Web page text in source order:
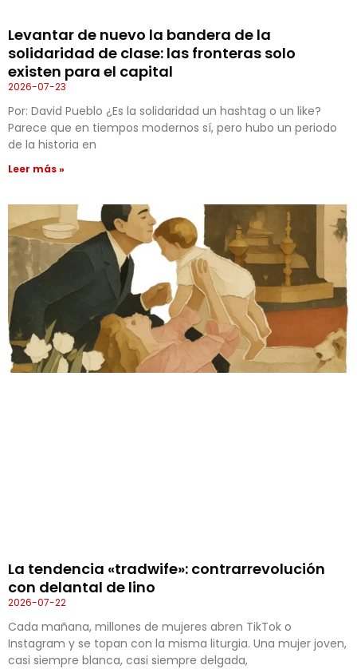
Levantar de nuevo la bandera de la
solidaridad de clase: las fronteras solo
existen para el capital
2026-07-23
Por: David Pueblo ¿Es la solidaridad un hashtag o un like?
Parece que en tiempos modernos sí, pero hubo un periodo
de la historia en
Leer más »
La tendencia «tradwife»: contrarrevolución
con delantal de lino
2026-07-22
Cada mañana, millones de mujeres abren TikTok o
Instagram y se topan con la misma liturgia. Una mujer joven,
casi siempre blanca, casi siempre delgada,